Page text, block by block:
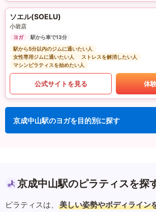
ソエル(SOELU)
小岩店
ヨガ
駅から車で13分
駅から5分以内のジムに通いたい人
女性専用ジムに通いたい人
ストレスを解消したい人
マシンピラティスを始めたい人
公式サイトを見る 体
京成中山駅のヨガを目的別に探す
京成中山駅のピラティスを探
ピラティスは、 美しい姿勢やボディライン